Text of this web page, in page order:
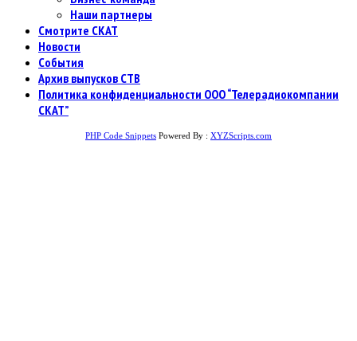
Наши партнеры
Смотрите СКАТ
Новости
События
Архив выпусков СТВ
Политика конфиденциальности ООО “Телерадиокомпании
СКАТ”
PHP Code Snippets Powered By : XYZScripts.com